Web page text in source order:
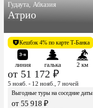
Гудаута, Абхазия
Атрио
Кешбэк 4% по карте Т-Банка
линия галька 2 км
от 51 172 ₽
5 нояб. - 12 нояб., 7 ночей
Выгодные туры на соседние даты
от 55 918 ₽